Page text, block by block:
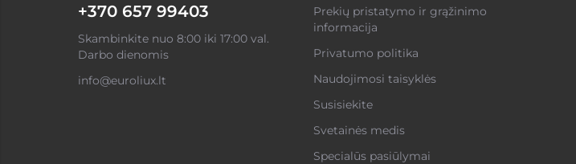
+370 657 99403
Skambinkite nuo 8:00 iki 17:00 val.
Darbo dienomis
info@euroliux.lt
Prekių pristatymo ir grąžinimo
informacija
Privatumo politika
Naudojimosi taisyklės
Susisiekite
Svetainės medis
Specialūs pasiūlymai